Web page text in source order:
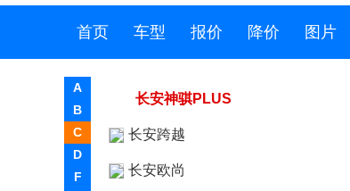
首页 车型 报价 降价 图片
A
B
C
D
F
长安星卡C系
长安凯程F300
长安神骐PLUS
长安跨越
长安欧尚